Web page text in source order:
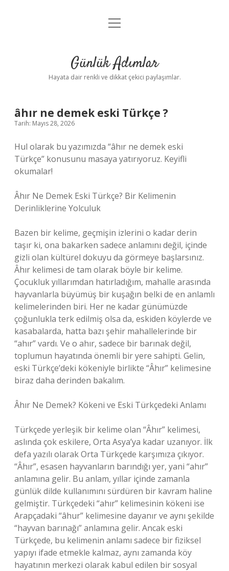
Anasayfa
Yasal Uyarı
menüyü
Günlük Adımlar
Hayata dair renkli ve dikkat çekici paylaşımlar.
âhır ne demek eski Türkçe ?
Tarih: Mayıs 28, 2026
Hul olarak bu yazımızda “âhır ne demek eski
Türkçe” konusunu masaya yatırıyoruz. Keyifli
okumalar!
Âhır Ne Demek Eski Türkçe? Bir Kelimenin
Derinliklerine Yolculuk
Bazen bir kelime, geçmişin izlerini o kadar derin
taşır ki, ona bakarken sadece anlamını değil, içinde
gizli olan kültürel dokuyu da görmeye başlarsınız.
Âhır kelimesi de tam olarak böyle bir kelime.
Çocukluk yıllarımdan hatırladığım, mahalle arasında
hayvanlarla büyümüş bir kuşağın belki de en anlamlı
kelimelerinden biri. Her ne kadar günümüzde
çoğunlukla terk edilmiş olsa da, eskiden köylerde ve
kasabalarda, hatta bazı şehir mahallelerinde bir
“ahır” vardı. Ve o ahır, sadece bir barınak değil,
toplumun hayatında önemli bir yere sahipti. Gelin,
eski Türkçe’deki kökeniyle birlikte “Âhır” kelimesine
biraz daha derinden bakalım.
Âhır Ne Demek? Kökeni ve Eski Türkçedeki Anlamı
Türkçede yerleşik bir kelime olan “Âhır” kelimesi,
aslında çok eskilere, Orta Asya’ya kadar uzanıyor. İlk
defa yazılı olarak Orta Türkçede karşımıza çıkıyor.
“Âhır”, esasen hayvanların barındığı yer, yani “ahır”
anlamına gelir. Bu anlam, yıllar içinde zamanla
günlük dilde kullanımını sürdüren bir kavram haline
gelmiştir. Türkçedeki “ahır” kelimesinin kökeni ise
Arapçadaki “âhur” kelimesine dayanır ve aynı şekilde
“hayvan barınağı” anlamına gelir. Ancak eski
Türkçede, bu kelimenin anlamı sadece bir fiziksel
yapıyı ifade etmekle kalmaz, aynı zamanda köy
hayatının merkezi olarak kabul edilen bir sosyal